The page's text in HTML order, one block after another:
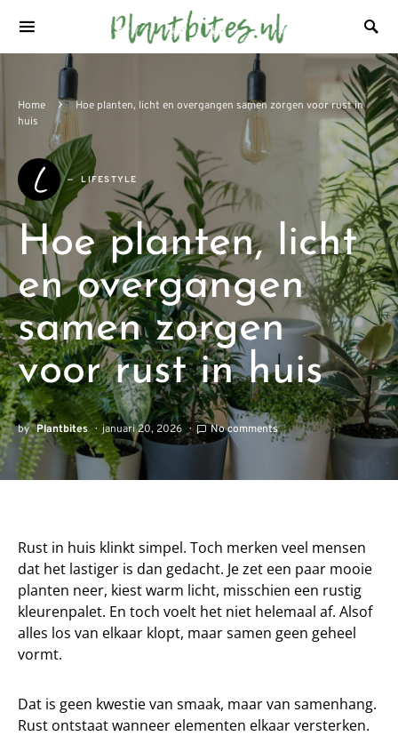
Home
Hoe planten, licht en overgangen samen zorgen voor rust in
huis
L LIFESTYLE
Hoe planten, licht
en overgangen
samen zorgen
voor rust in huis
by Plantbites januari 20, 2026 No comments
Rust in huis klinkt simpel. Toch merken veel mensen
dat het lastiger is dan gedacht. Je zet een paar mooie
planten neer, kiest warm licht, misschien een rustig
kleurenpalet. En toch voelt het niet helemaal af. Alsof
alles los van elkaar klopt, maar samen geen geheel
vormt.
Dat is geen kwestie van smaak, maar van samenhang.
Rust ontstaat wanneer elementen elkaar versterken.